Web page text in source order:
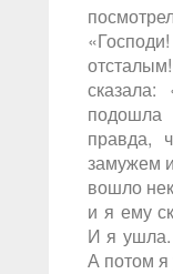
подошла
правда,
замужем
вошло
и я ему
И я ушла.
А потом я